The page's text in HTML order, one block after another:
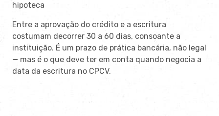
hipoteca
Entre a aprovação do crédito e a escritura
costumam decorrer 30 a 60 dias, consoante a
instituição. É um prazo de prática bancária, não legal
— mas é o que deve ter em conta quando negocia a
data da escritura no CPCV.